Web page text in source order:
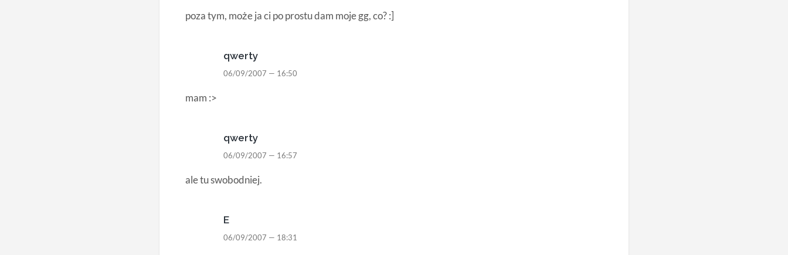
poza tym, może ja ci po prostu dam moje gg, co? :]
qwerty
06/09/2007 — 16:50
mam :>
qwerty
06/09/2007 — 16:57
ale tu swobodniej.
E
06/09/2007 — 18:31